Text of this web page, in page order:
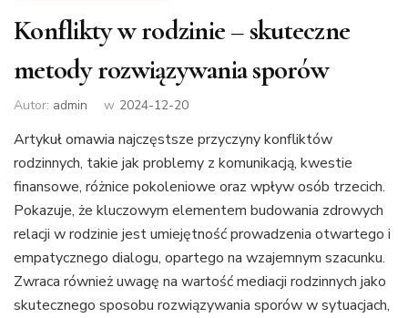
Konflikty w rodzinie – skuteczne
metody rozwiązywania sporów
Autor: admin w 2024-12-20
Artykuł omawia najczęstsze przyczyny konfliktów
rodzinnych, takie jak problemy z komunikacją, kwestie
finansowe, różnice pokoleniowe oraz wpływ osób trzecich.
Pokazuje, że kluczowym elementem budowania zdrowych
relacji w rodzinie jest umiejętność prowadzenia otwartego i
empatycznego dialogu, opartego na wzajemnym szacunku.
Zwraca również uwagę na wartość mediacji rodzinnych jako
skutecznego sposobu rozwiązywania sporów w sytuacjach,